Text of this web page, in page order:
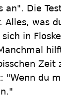
an". Die
Alles, was
in
Zeit
du